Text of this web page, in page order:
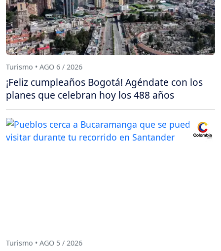
Turismo • AGO 6 / 2026
¡Feliz cumpleaños Bogotá! Agéndate con los
planes que celebran hoy los 488 años
Turismo • AGO 5 / 2026